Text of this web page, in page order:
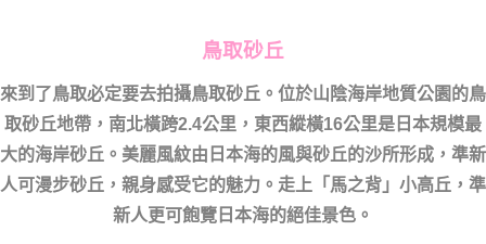
鳥取砂丘
來到了鳥取必定要去拍攝鳥取砂丘。位於山陰海岸地質公園的鳥
取砂丘地帶，南北橫跨2.4公里，東西縱橫16公里是日本規模最
大的海岸砂丘。美麗風紋由日本海的風與砂丘的沙所形成，準新
人可漫步砂丘，親身感受它的魅力。走上「馬之背」小高丘，準
新人更可飽覽日本海的絕佳景色。